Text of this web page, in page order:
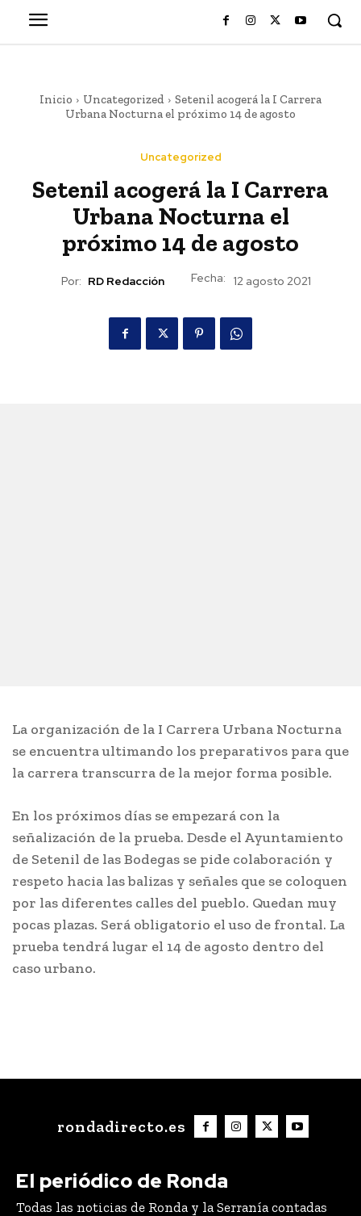
Inicio Uncategorized
Setenil acogerá la I Carrera
Urbana Nocturna el próximo 14 de agosto
Uncategorized
Setenil acogerá la I Carrera
Urbana Nocturna el
próximo 14 de agosto
Por: RD Redacción Fecha: 12 agosto 2021
La organización de la I Carrera Urbana Nocturna
se encuentra ultimando los preparativos para que
la carrera transcurra de la mejor forma posible.
En los próximos días se empezará con la
señalización de la prueba. Desde el Ayuntamiento
de Setenil de las Bodegas se pide colaboración y
respeto hacia las balizas y señales que se coloquen
por las diferentes calles del pueblo. Quedan muy
pocas plazas. Será obligatorio el uso de frontal. La
prueba tendrá lugar el 14 de agosto dentro del
caso urbano.
rondadirecto.es
El periódico de Ronda
Todas las noticias de Ronda y la Serranía contadas